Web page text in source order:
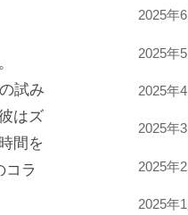
試み
はズ
間を
コラ
2025年6
2025年5
2025年4
2025年3
2025年2
2025年1